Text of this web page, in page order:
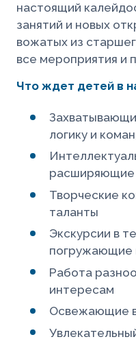
настоящий
занятий и новых
вожатых из
все мероприятия и
Что ждет детей в
логику и
расширяющие
Творческие
таланты
Экскурсии в
погружающие
Работа
интересам
Освежающие